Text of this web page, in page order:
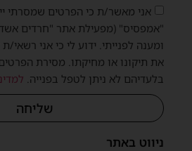
ניווט באתר
אני מאשר/ת כי הפרטים שמסרתי
"אמפסיס" (מפעילת אתר "חרדים
ומענה לפנייתי. ידוע לי כי אני רשאי/ת
את תיקונו או מחיקתו. מסירת הפרטים
בלעדיהם לא ניתן לטפל בפנייה.
שליחה